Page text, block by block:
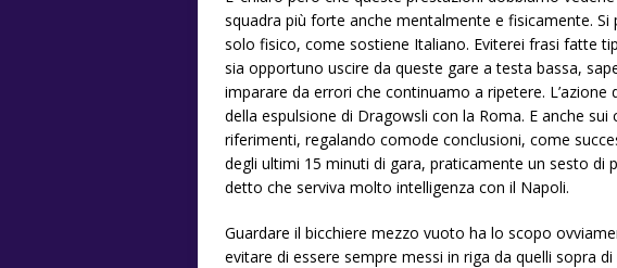
squadra più forte anche mentalmente e fisicamente.
solo fisico, come sostiene Italiano. Eviterei frasi fatte
sia opportuno uscire da queste gare a testa bassa,
imparare da errori che continuamo a ripetere. L’azione
della espulsione di Dragowsli con la Roma. E anche
riferimenti, regalando comode conclusioni, come
degli ultimi 15 minuti di gara, praticamente un sesto di
detto che serviva molto intelligenza con il Napoli.
Guardare il bicchiere mezzo vuoto ha lo scopo
evitare di essere sempre messi in riga da quelli sopra